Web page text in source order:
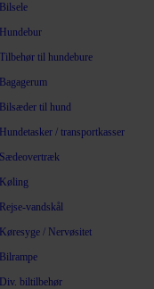
Bilsele
Hundebur
Tilbehør til hundebure
Bagagerum
Bilsæder til hund
Hundetasker / transportkasser
Sædeovertræk
Køling
Rejse-vandskål
Køresyge / Nervøsitet
Bilrampe
Div. biltilbehør